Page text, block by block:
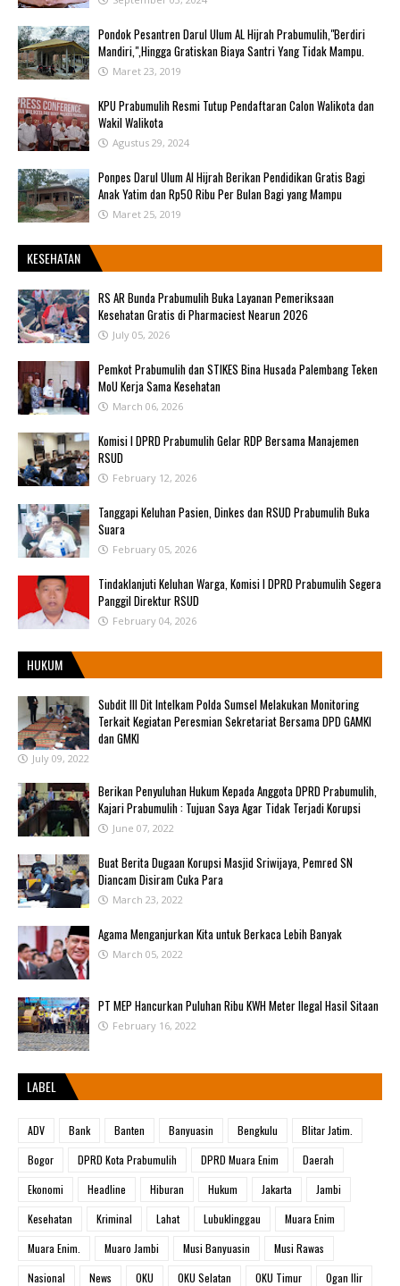
Pondok Pesantren Darul Ulum AL Hijrah Prabumulih,"Berdiri
Mandiri,",Hingga Gratiskan Biaya Santri Yang Tidak Mampu.
Maret 23, 2019
KPU Prabumulih Resmi Tutup Pendaftaran Calon Walikota dan
Wakil Walikota
Agustus 29, 2024
Ponpes Darul Ulum Al Hijrah Berikan Pendidikan Gratis Bagi
Anak Yatim dan Rp50 Ribu Per Bulan Bagi yang Mampu
Maret 25, 2019
KESEHATAN
RS AR Bunda Prabumulih Buka Layanan Pemeriksaan
Kesehatan Gratis di Pharmaciest Nearun 2026
July 05, 2026
Pemkot Prabumulih dan STIKES Bina Husada Palembang Teken
MoU Kerja Sama Kesehatan
March 06, 2026
Komisi I DPRD Prabumulih Gelar RDP Bersama Manajemen
RSUD
February 12, 2026
Tanggapi Keluhan Pasien, Dinkes dan RSUD Prabumulih Buka
Suara
February 05, 2026
Tindaklanjuti Keluhan Warga, Komisi I DPRD Prabumulih Segera
Panggil Direktur RSUD
February 04, 2026
HUKUM
Subdit III Dit Intelkam Polda Sumsel Melakukan Monitoring
Terkait Kegiatan Peresmian Sekretariat Bersama DPD GAMKI
dan GMKI
July 09, 2022
Berikan Penyuluhan Hukum Kepada Anggota DPRD Prabumulih,
Kajari Prabumulih : Tujuan Saya Agar Tidak Terjadi Korupsi
June 07, 2022
Buat Berita Dugaan Korupsi Masjid Sriwijaya, Pemred SN
Diancam Disiram Cuka Para
March 23, 2022
Agama Menganjurkan Kita untuk Berkaca Lebih Banyak
March 05, 2022
PT MEP Hancurkan Puluhan Ribu KWH Meter Ilegal Hasil Sitaan
February 16, 2022
LABEL
ADV Bank Banten Banyuasin Bengkulu
Blitar Jatim.
Bogor
DPRD Kota Prabumulih DPRD Muara Enim
Daerah
Ekonomi
Headline Hiburan Hukum Jakarta
Jambi
Kesehatan
Kriminal Lahat Lubuklinggau
Muara Enim
Muara Enim.
Muaro Jambi Musi Banyuasin
Musi Rawas
Nasional
News OKU OKU Selatan OKU Timur
Ogan Ilir